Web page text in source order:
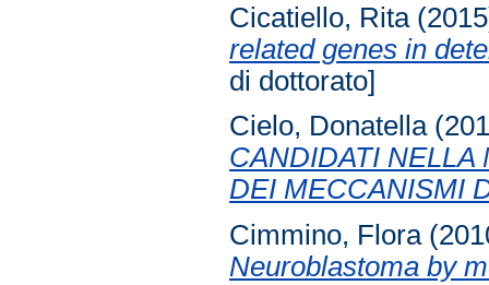
Cicatiello, Rita
related genes in
di dottorato]
Cielo, Donatella
CANDIDATI NELLA
DEI MECCANISMI
Cimmino, Flora
Neuroblastoma by